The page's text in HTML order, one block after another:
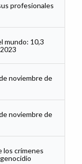
profesionales
mundo: 10,3
noviembre de
noviembre de
los crímenes